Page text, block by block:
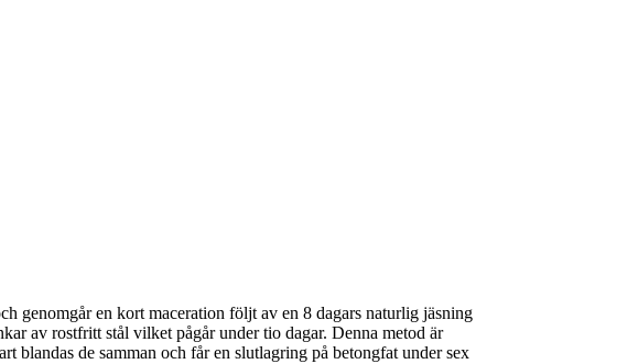
genomgår en kort maceration följt av en 8 dagars naturlig jäsning
av rostfritt stål vilket pågår under tio dagar. Denna metod är
blandas de samman och får en slutlagring på betongfat under sex